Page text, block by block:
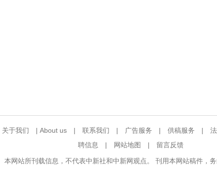
关于我们 | About us | 联系我们 | 广告服务 | 供稿服务 |
聘信息
| 网站地图 | 留言反馈
本网站所刊载信息，不代表中新社和中新网观点。 刊用本网站稿件，